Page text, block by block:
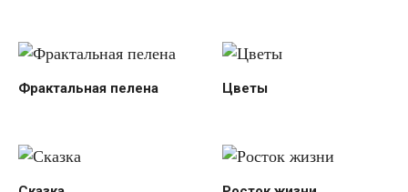
Фрактальная пелена Цветы